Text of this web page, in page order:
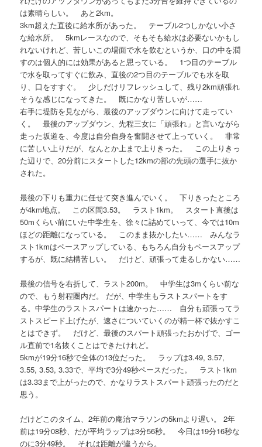
は素晴らしい。 あと2km。
3km超えた直後に給水所があった。 テーブル2つしかない小さ
な給水所。 5kmレースなので、そもそも給水は必要ないかもし
れないけれど、苦しいこの場面で水を飲むというか、口の中を潤
すのは個人的には効果があると思っている。 1つ目のテーブル
で水を取ってすぐに飲み、直後の2つ目のテーブルでも水を取
り、口をすすぐ。 少しだけリフレッシュして、残り2km頑張れ
そうな感じになってきた。 既にかなり苦しいが……
右手に堤防を見ながら、最後のアップダウンに向けて走ってい
く。 最後のアップダウン、先程三女に「頑張れ」と言いながら
走った坂道を、今度は自分自身を奮闘させて上っていく。 非常
に苦しい上りだが、なんとか上まで上りきった。 この上りきっ
た辺りで、20分前にスタートした12kmの部の先頭の選手に抜か
された。
最後の下りも重力に任せて突き進んでいく。 下りきったところ
が4km地点。 この区間3.53。 ラスト1km。 スタート直後は
50mくらい前にいた中学生を、徐々に詰めていって、今では10m
ほどの距離になっている。 このまま抜かしたい…… みんなラ
スト1kmはペースアップしている、もちろん自分もペースアップ
するが、既に結構苦しい。 だけど、頑張って走るしかない……
最後の信号を右折して、ラスト200m。 中学生は3mくらい前な
ので、もう射程圏内だ。 だが、中学生もラストスパートをす
る。中学生のラストスパートは速かった…… 自分も頑張ってラ
ストスピード上げたが、速さについていくのが精一杯で抜かすこ
とはできず。 だけど、最後のスパート頑張ったおかげで、ゴー
ル直前で1名抜くことはできたけれど。
5kmが19分16秒で全体の13位だった。 ラップは3.49, 3.57,
3.55, 3.53, 3.33で、平均で3分49秒ペースだった。 ラスト1km
は3.33まで上がったので、かなりラストスパート頑張ったのだと
思う。
だけどこのタイム、2年前の庵治マラソンの5kmより遅い。 2年
前は19分08秒、だが平均ラップは3分56秒。 今日は19分16秒な
のに3分49秒。 それは距離が違うから。